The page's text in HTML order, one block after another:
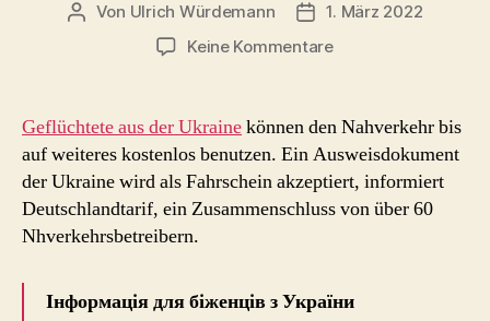
Beitragsautor
Von Ulrich Würdemann Beitragsdatum
1. März 2022
Keine Kommentarezu
Ukraine:
kostenlos
Geflüchtete aus der Ukrainekönnen den Nahverkehr bis
auf weiteres kostenlos benutzen. Ein Ausweisdokument
der Ukraine wird als Fahrschein akzeptiert, informiert
Deutschlandtarif, ein Zusammenschluss von über 60
Nhverkehrsbetreibern.
Інформація для біженців з України